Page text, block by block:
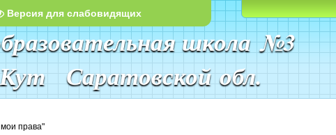
Версия для слабовидящих
школа №3
Саратовской обл.
права"